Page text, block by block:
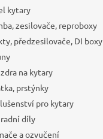
kytary
zesilovače, reproboxy
předzesilovače, DI boxy
na kytary
prstýnky
pro kytary
díly
a ozvučení